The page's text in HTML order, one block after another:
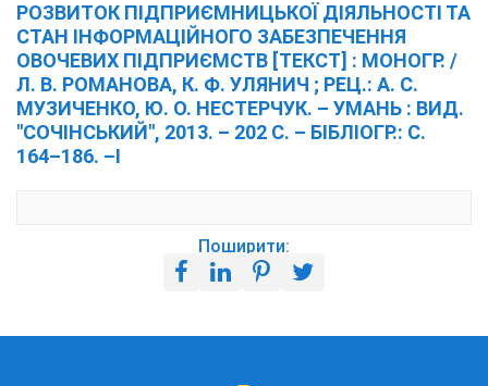
РОЗВИТОК ПІДПРИЄМНИЦЬКОЇ ДІЯЛЬНОСТІ ТА
СТАН ІНФОРМАЦІЙНОГО ЗАБЕЗПЕЧЕННЯ
ОВОЧЕВИХ ПІДПРИЄМСТВ [ТЕКСТ] : МОНОГР. /
Л. В. РОМАНОВА, К. Ф. УЛЯНИЧ ; РЕЦ.: А. С.
МУЗИЧЕНКО, Ю. О. НЕСТЕРЧУК. – УМАНЬ : ВИД.
"СОЧІНСЬКИЙ", 2013. – 202 С. – БІБЛІОГР.: С.
164–186. –I
Поширити: